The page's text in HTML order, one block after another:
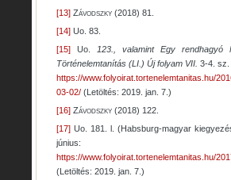
[13] Závodszky (2018) 81.
[14] Uo. 83.
[15] Uo. 123., valamint Egy rendhagyó
Történelemtanítás (LI.) Új folyam VII. 3-4. sz.
https://www.folyoirat.tortenelemtanitas.hu/
03-02/ (Letöltés: 2019. jan. 7.)
[16] Závodszky (2018) 122.
[17] Uo. 181. l. (Habsburg-magyar
június:
https://www.folyoirat.tortenelemtanitas.hu/
(Letöltés: 2019. jan. 7.)